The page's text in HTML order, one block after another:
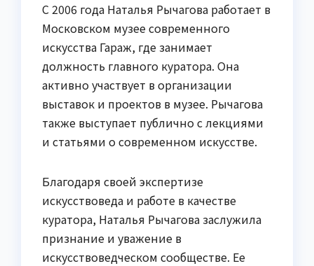
С 2006 года Наталья Рычагова работает в
Московском музее современного
искусства Гараж, где занимает
должность главного куратора. Она
активно участвует в организации
выставок и проектов в музее. Рычагова
также выступает публично с лекциями
и статьями о современном искусстве.
Благодаря своей экспертизе
искусствоведа и работе в качестве
куратора, Наталья Рычагова заслужила
признание и уважение в
искусствоведческом сообществе. Ее